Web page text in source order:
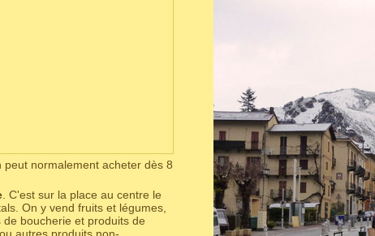
normalement acheter dès 8
. C'est sur la place au centre le
On y vend fruits et légumes,
boucherie et produits de